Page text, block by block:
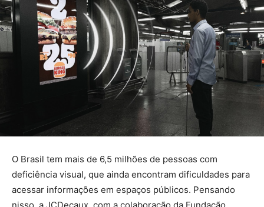
O Brasil tem mais de 6,5 milhões de pessoas com
deficiência visual, que ainda encontram dificuldades para
acessar informações em espaços públicos. Pensando